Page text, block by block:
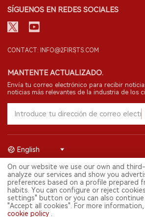
SÍGUENOS EN REDES SOCIALES
CONTACT: INFO@2FIRSTS.COM
MANTENTE ACTUALIZADO.
Envía tu correo electrónico para recibir
noticias más relevantes de la industria de los
© 2026 Shenzhen 2FIRSTS Technology Co.,Ltd.
reservados.
2FIRSTS solo es accesible para profesionales
investigadores, medios y otros profesionales. El
está prohibido.
Este sitio web presta servicios a usuarios fuera
English
On our website we use our own and
analyze our services and show you
preferences based on a profile prepared
habits. You can configure or reject
settings" button or you can also continue
"Accept all cookies". For more
cookie policy